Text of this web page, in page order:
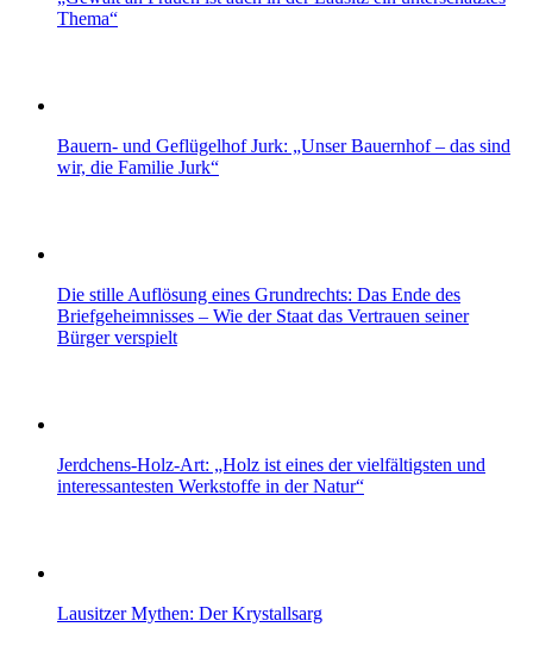
Thema“
Bauern- und Geflügelhof Jurk: „Unser Bauernhof – das sind
wir, die Familie Jurk“
Die stille Auflösung eines Grundrechts: Das Ende des
Briefgeheimnisses – Wie der Staat das Vertrauen seiner
Bürger verspielt
Jerdchens-Holz-Art: „Holz ist eines der vielfältigsten und
interessantesten Werkstoffe in der Natur“
Lausitzer Mythen: Der Krystallsarg